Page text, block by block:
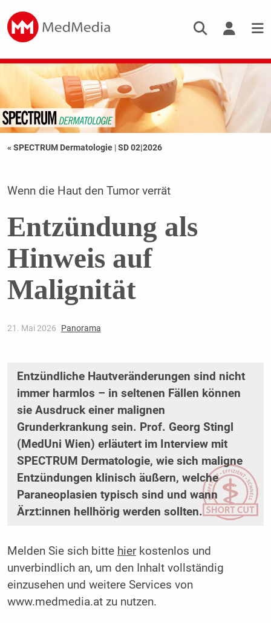
« SPECTRUM Dermatologie |SD 02|2026
Wenn die Haut den Tumor verrät
Entzündung als
Hinweis auf
Malignität
21. Mai 2026 Panorama
Entzündliche Hautveränderungen sind nicht
immer harmlos – in seltenen Fällen können
sie Ausdruck einer malignen
Grunderkrankung sein. Prof. Georg Stingl
(MedUni Wien) erläutert im Interview mit
SPECTRUM Dermatologie, wie sich maligne
Entzündungen klinisch äußern, welche
Paraneoplasien typisch sind und wann
Ärzt:innen hellhörig werden sollten.
Melden Sie sich bitte hierkostenlos und
unverbindlich an, um den Inhalt vollständig
einzusehen und weitere Services von
www.medmedia.at zu nutzen.